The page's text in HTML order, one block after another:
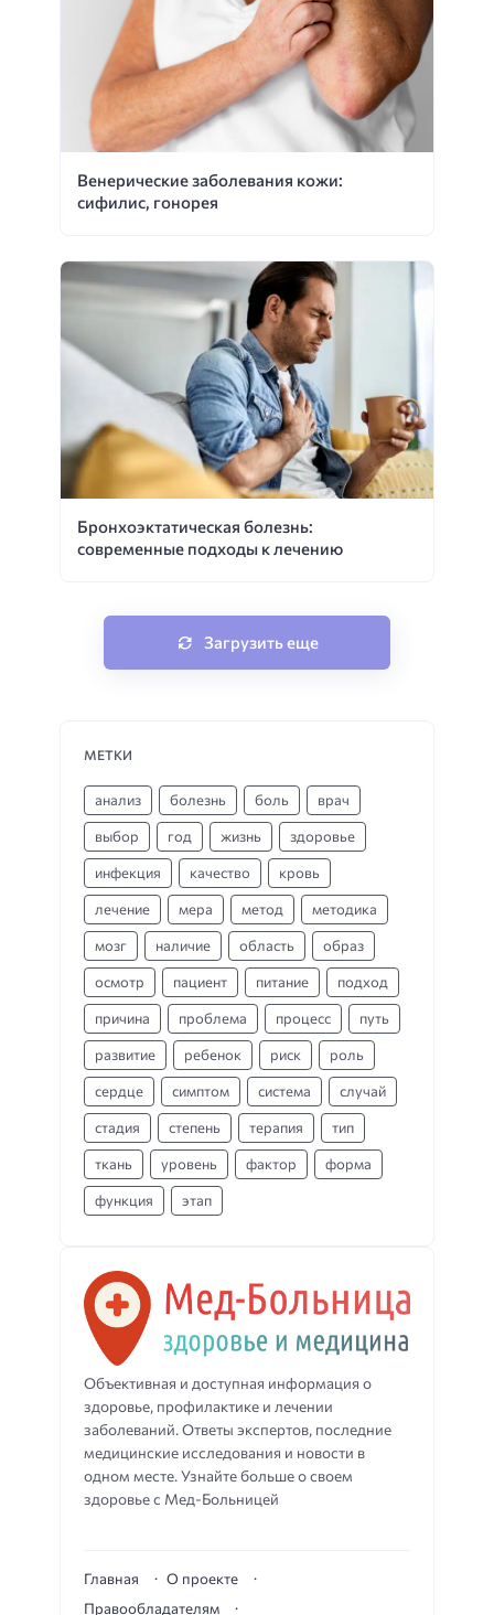
Венерические заболевания кожи:
сифилис, гонорея
Бронхоэктатическая болезнь:
современные подходы к лечению
Загрузить еще
Объективная и доступная информация о
здоровье, профилактике и лечении
заболеваний. Ответы экспертов, последние
медицинские исследования и новости в
одном месте. Узнайте больше о своем
здоровье с Мед-Больницей
Главная
О проекте
Правообладателям
МЕТКИ
анализ болезнь боль врач
выбор год жизнь здоровье
инфекция качество кровь
лечение мера метод методика
мозг наличие область образ
осмотр пациент питание подход
причина проблема процесс путь
развитие ребенок риск роль
сердце симптом система случай
стадия степень терапия тип
ткань уровень фактор форма
функция этап